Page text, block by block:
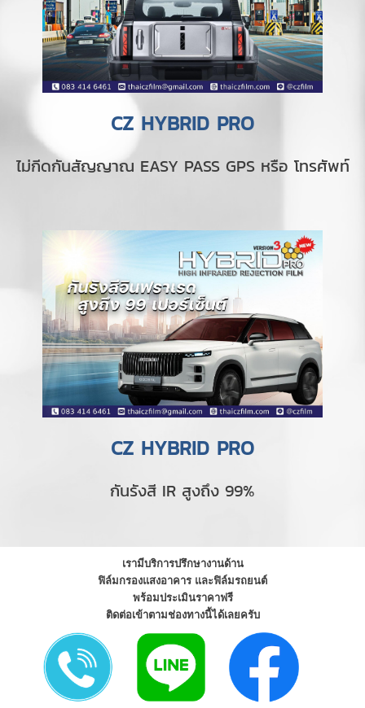
CZ HYBRID PRO
ไม่กีดกันสัญญาณ EASY PASS GPS หรือ โทรศัพท์
CZ HYBRID PRO
กันรังสี IR สูงถึง 99%
เรามีบริการปรึกษางานด้าน
ฟิล์มกรองแสงอาคาร และฟิล์มรถยนต์
พร้อมประเมินราคาฟรี
ติดต่อเข้าตามช่องทางนี้ได้เลยครับ